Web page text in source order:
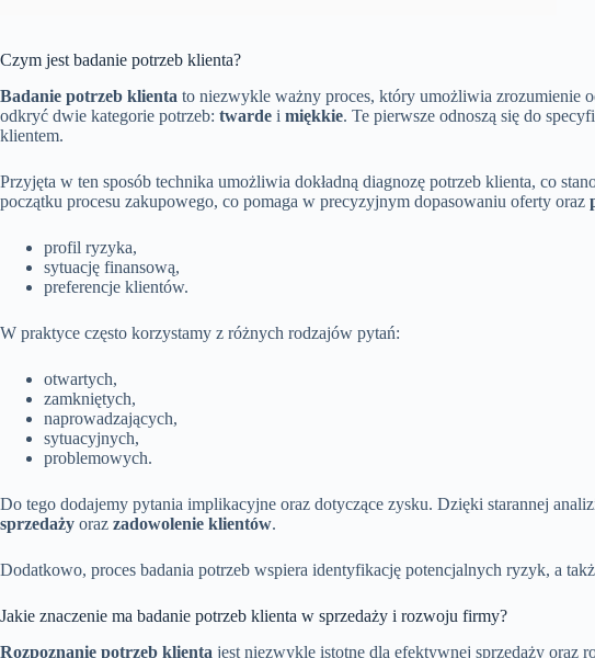
Czym jest badanie potrzeb klienta?
Badanie potrzeb klienta to niezwykle ważny proces, który umożliwia zrozumienie
odkryć dwie kategorie potrzeb: twarde i miękkie. Te pierwsze odnoszą się do
klientem.
Przyjęta w ten sposób technika umożliwia dokładną diagnozę potrzeb klienta, co
początku procesu zakupowego, co pomaga w precyzyjnym dopasowaniu oferty oraz
profil ryzyka,
sytuację finansową,
preferencje klientów.
W praktyce często korzystamy z różnych rodzajów pytań:
otwartych,
zamkniętych,
naprowadzających,
sytuacyjnych,
problemowych.
Do tego dodajemy pytania implikacyjne oraz dotyczące zysku. Dzięki starannej
sprzedaży oraz zadowolenie klientów.
Dodatkowo, proces badania potrzeb wspiera identyfikację potencjalnych ryzyk, a
Jakie znaczenie ma badanie potrzeb klienta w sprzedaży i rozwoju firmy?
Rozpoznanie potrzeb klienta jest niezwykle istotne dla efektywnej sprzedaży oraz